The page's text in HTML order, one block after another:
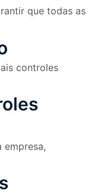
que todas as
controles
empresa,